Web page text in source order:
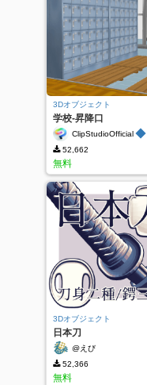
3Dオブジェクト
学校-昇降口
ClipStudioOfficial ◆
52,662
無料
3Dオブジェクト
日本刀
@えび
52,366
無料